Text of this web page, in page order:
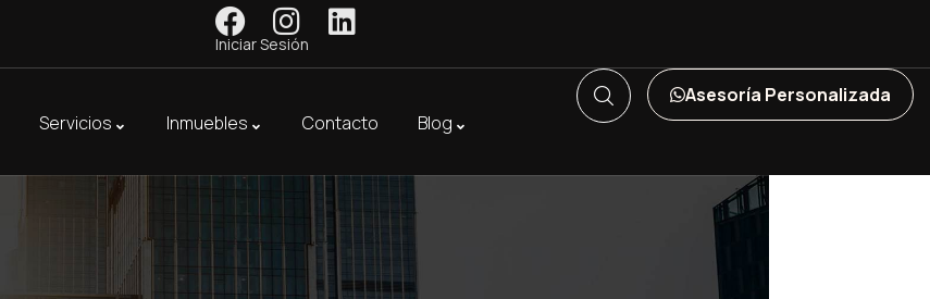
Iniciar Sesión
Servicios Inmuebles Contacto Blog
Asesoría Personalizada